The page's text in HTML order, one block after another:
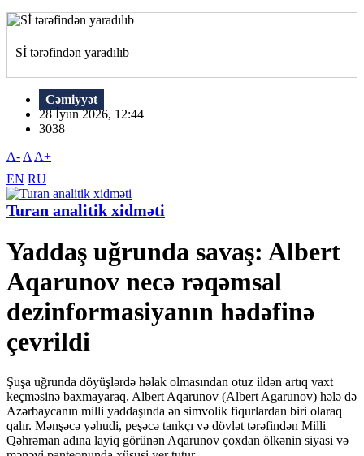
Sİ tərəfindən yaradılıb
Cəmiyyət
28 İyun 2026, 12:44
3038
A- A A+
EN RU
Turan analitik xidməti
Yaddaş uğrunda savaş: Albert
Aqarunov necə rəqəmsal
dezinformasiyanın hədəfinə
çevrildi
Şuşa uğrunda döyüşlərdə həlak olmasından otuz ildən artıq vaxt
keçməsinə baxmayaraq, Albert Aqarunov (Albert Agarunov) hələ də
Azərbaycanın milli yaddaşında ən simvolik fiqurlardan biri olaraq
qalır. Mənşəcə yəhudi, peşəcə tankçı və dövlət tərəfindən Milli
Qəhrəman adına layiq görünən Aqarunov çoxdan ölkənin siyasi və